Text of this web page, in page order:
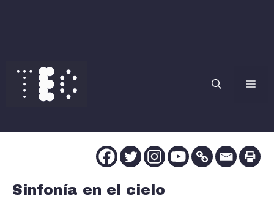
contenido
Sinfonía en el cielo